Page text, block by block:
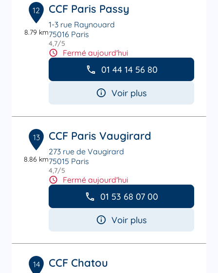
12
8.79 km
CCF Paris Passy
1-3 rue Raynouard
75016 Paris
4,7/5
Fermé aujourd'hui
01 44 14 56 80
Voir plus
13
8.86 km
CCF Paris Vaugirard
273 rue de Vaugirard
75015 Paris
4,7/5
Fermé aujourd'hui
01 53 68 07 00
Voir plus
14 CCF Chatou